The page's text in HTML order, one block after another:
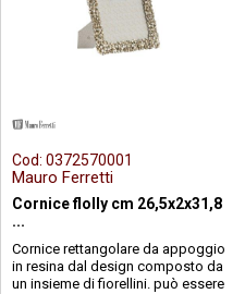
Cod: 0372570001
Mauro Ferretti
Cornice flolly cm 26,5x2x31,8
...
Cornice rettangolare da appoggio
in resina dal design composto da
un insieme di fiorellini. può essere